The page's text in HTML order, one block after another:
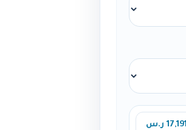
17,191 ر.س